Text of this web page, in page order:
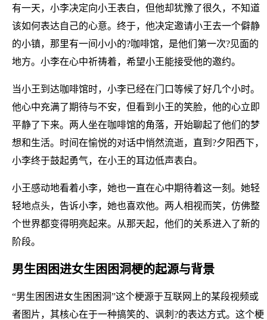
有一天，小李决定向小王表白，但他却犹豫了很久，不知道
该如何表达自己的心意。终于，他决定邀请小王去一个僻静
的小镇，那里有一间小小的?咖啡馆，是他们第一次?见面的
地方。小李在心中祈祷着，希望小王能接受他的邀约。
当小王到达咖啡馆时，小李已经在门口等候了好几个小时。
他心中充满了期待与不安，但看到小王的笑脸，他的心立即
平静了下来。两人坐在咖啡馆的角落，开始聊起了他们的梦
想和生活。时间在愉悦的对话中悄然流逝，直到?夕阳西下，
小李终于鼓起勇气，在小王的耳边低声表白。
小王感动地看着小李，她也一直在心中期待着这一刻。她轻
轻地点头，告诉小李，她也喜欢他。两人相视而笑，仿佛整
个世界都变得明亮起来。从那天起，他们的关系进入了新的
阶段。
男生困困进女生困困洞梗的起源与背景
“男生困困进女生困困洞”这个梗源于互联网上的某段视频或
者图片，其核心在于一种搞笑的、讽刺?的表达方式。这个梗